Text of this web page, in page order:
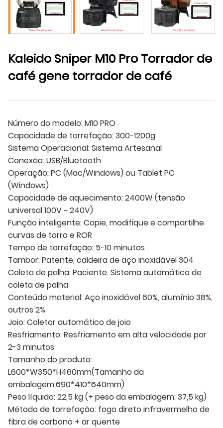
Kaleido Sniper M10 Pro Torrador de
café gene torrador de café
Número do modelo: M10 PRO
Capacidade de torrefação: 300-1200g
Sistema Operacional: Sistema Artesanal
Conexão: USB/Bluetooth
Operação: PC (Mac/Windows) ou Tablet PC
(Windows)
Capacidade de aquecimento: 2400W (tensão
universal 100V ~ 240V)
Função inteligente: Copie, modifique e compartilhe
curvas de torra e ROR
Tempo de torrefação: 5-10 minutos
Tambor: Patente, caldeira de aço inoxidável 304
Coleta de palha: Paciente. Sistema automático de
coleta de palha
Conteúdo material: Aço inoxidável 60%, alumínio 38%,
outros 2%
Joio: Coletor automático de joio
Resfriamento: Resfriamento em alta velocidade por
2-3 minutos
Tamanho do produto:
L600*W350*H460mm(Tamanho da
embalagem:690*410*640mm)
Peso líquido: 22,5 kg (+ peso da embalagem: 37,5 kg)
Método de torrefação: fogo direto infravermelho de
fibra de carbono + ar quente